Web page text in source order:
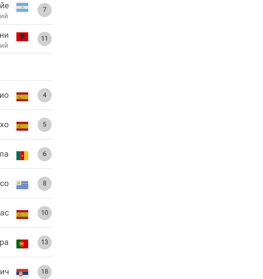
7
11
4
5
6
8
10
13
18